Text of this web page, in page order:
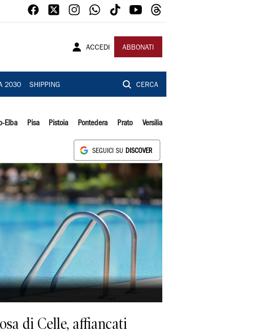
ACCEDI ABBONATI
2030 SHIPPING CERCA
Elba Pisa Pistoia Pontedera Prato Versilia
SEGUICI SU DISCOVER
di Celle, affiancati